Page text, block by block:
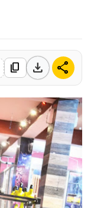
Figure • 30 Mar,
content_copy download share